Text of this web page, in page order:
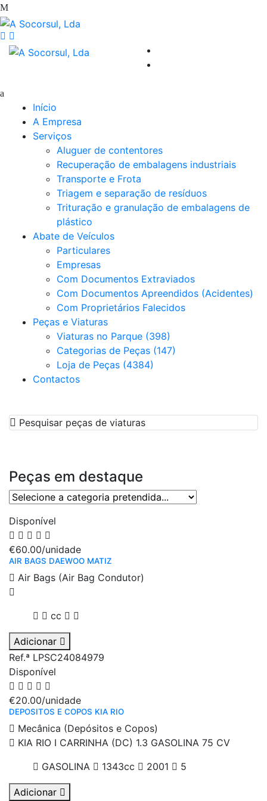
Início
A Empresa
Serviços
Aluguer de contentores
Recuperação de embalagens industriais
Transporte e Frota
Triagem e separação de resíduos
Trituração e granulação de embalagens de
plástico
Abate de Veículos
Particulares
Empresas
Com Documentos Extraviados
Com Documentos Apreendidos (Acidentes)
Com Proprietários Falecidos
Peças e Viaturas
Viaturas no Parque (398)
Categorias de Peças (147)
Loja de Peças (4384)
Contactos
Pesquisar peças de viaturas
Peças em destaque
Disponível
€60.00/unidade
AIR BAGS DAEWOO MATIZ
Air Bags (Air Bag Condutor)
cc
Adicionar
Ref.ª LPSC24084979
Disponível
€20.00/unidade
DEPOSITOS E COPOS KIA RIO
Mecânica (Depósitos e Copos)
KIA RIO I CARRINHA (DC) 1.3 GASOLINA 75 CV
GASOLINA
1343cc 2001 5
Adicionar